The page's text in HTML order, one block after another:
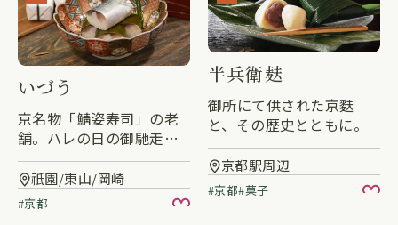
いづう
京名物「鯖姿寿司」の老
舗。ハレの日の御馳走や
お土産に。
祇園/東山/岡崎
京都 お気に入り
半兵衛麸
御所にて供された京麩
と、その歴史とともに。
京都駅周辺
京都 菓子 お